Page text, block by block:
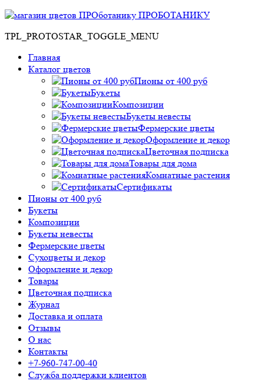
ПРОБОТАНИКУ
TPL_PROTOSTAR_TOGGLE_MENU
Главная
Каталог цветов
Пионы от 400 руб
Букеты
Композиции
Букеты невесты
Фермерские цветы
Оформление и декор
Цветочная подписка
Товары для дома
Комнатные растения
Сертификаты
Пионы от 400 руб
Букеты
Композиции
Букеты невесты
Фермерские цветы
Сухоцветы и декор
Оформление и декор
Товары
Цветочная подписка
Журнал
Доставка и оплата
Отзывы
О нас
Контакты
+7-960-747-00-40
Служба поддержки клиентов